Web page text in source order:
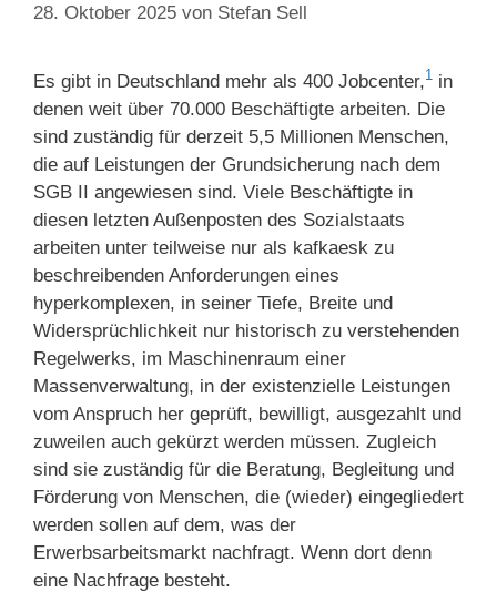
28. Oktober 2025 von Stefan Sell
Es gibt in Deutschland mehr als 400 Jobcenter,1 in
denen weit über 70.000 Beschäftigte arbeiten. Die
sind zuständig für derzeit 5,5 Millionen Menschen,
die auf Leistungen der Grundsicherung nach dem
SGB II angewiesen sind. Viele Beschäftigte in
diesen letzten Außenposten des Sozialstaats
arbeiten unter teilweise nur als kafkaesk zu
beschreibenden Anforderungen eines
hyperkomplexen, in seiner Tiefe, Breite und
Widersprüchlichkeit nur historisch zu verstehenden
Regelwerks, im Maschinenraum einer
Massenverwaltung, in der existenzielle Leistungen
vom Anspruch her geprüft, bewilligt, ausgezahlt und
zuweilen auch gekürzt werden müssen. Zugleich
sind sie zuständig für die Beratung, Begleitung und
Förderung von Menschen, die (wieder) eingegliedert
werden sollen auf dem, was der
Erwerbsarbeitsmarkt nachfragt. Wenn dort denn
eine Nachfrage besteht.